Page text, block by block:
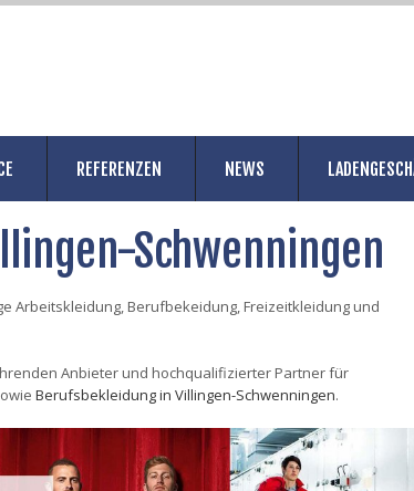
REFERENZEN NEWS
Schwenningen
Arbeitskleidung, Berufbekeidung, Freizeitkleidung und
Anbieter und hochqualifizierter Partner für
Berufsbekleidung in Villingen-Schwenningen.